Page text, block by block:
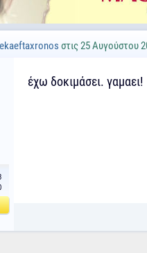
στις 25 Αυγούστου
έχω δοκιμάσει. γαμαει!